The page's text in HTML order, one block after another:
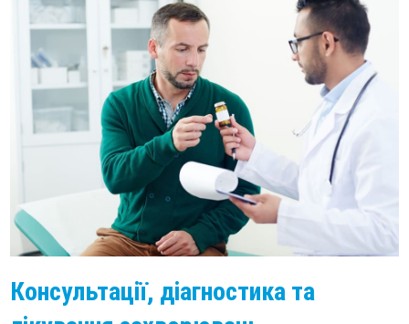
Консультації, діагностика та